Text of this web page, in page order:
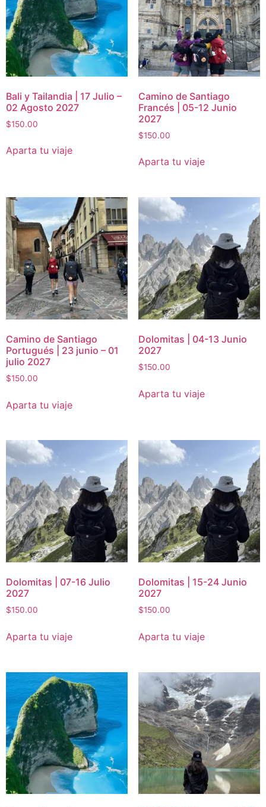
Bali y Tailandia | 17 Julio –
02 Agosto 2027
$150.00
Aparta tu viaje
Camino de Santiago
Francés | 05-12 Junio
2027
$150.00
Aparta tu viaje
Camino de Santiago
Portugués | 23 junio – 01
julio 2027
$150.00
Aparta tu viaje
Dolomitas | 04-13 Junio
2027
$150.00
Aparta tu viaje
Dolomitas | 07-16 Julio
2027
$150.00
Aparta tu viaje
Dolomitas | 15-24 Junio
2027
$150.00
Aparta tu viaje